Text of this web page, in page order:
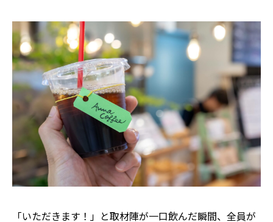
「いただきます！」と取材陣が一口飲んだ瞬間、全員が